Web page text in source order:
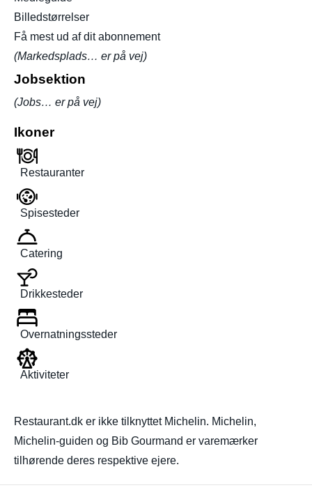
Billedstørrelser
Få mest ud af dit abonnement
(Markedsplads… er på vej)
Jobsektion
(Jobs… er på vej)
Ikoner
Restauranter
Spisesteder
Catering
Drikkesteder
Overnatningssteder
Aktiviteter
Restaurant.dk er ikke tilknyttet Michelin. Michelin,
Michelin-guiden og Bib Gourmand er varemærker
tilhørende deres respektive ejere.